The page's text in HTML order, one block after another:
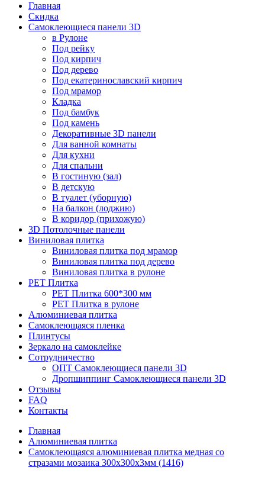
Главная
Скидка
Самоклеющиеся панели 3D
в Рулоне
Под рейку
Под кирпич
Под дерево
Под екатеринославский кирпич
Под мрамор
Кладка
Под бамбук
Под камень
Декоративные 3D панели
Для ванной комнаты
Для кухни
Для спальни
В гостиную (зал)
В детскую
В туалет (уборную)
На балкон (лоджию)
В коридор (прихожую)
3D Потолочные панели
Виниловая плитка
Виниловая плитка под мрамор
Виниловая плитка под дерево
Виниловая плитка в рулоне
PET Плитка
PET Плитка 600*300 мм
PET Плитка в рулоне
Алюминиевая плитка
Самоклеющаяся пленка
Плинтусы
Зеркало на самоклейке
Сотрудничество
ОПТ Самоклеющиеся панели 3D
Дропшиппинг Самоклеющиеся панели 3D
Отзывы
FAQ
Контакты
Главная
Алюминиевая плитка
Самоклеющаяся алюминиевая плитка медная со
стразами мозаика 300х300х3мм (1416)